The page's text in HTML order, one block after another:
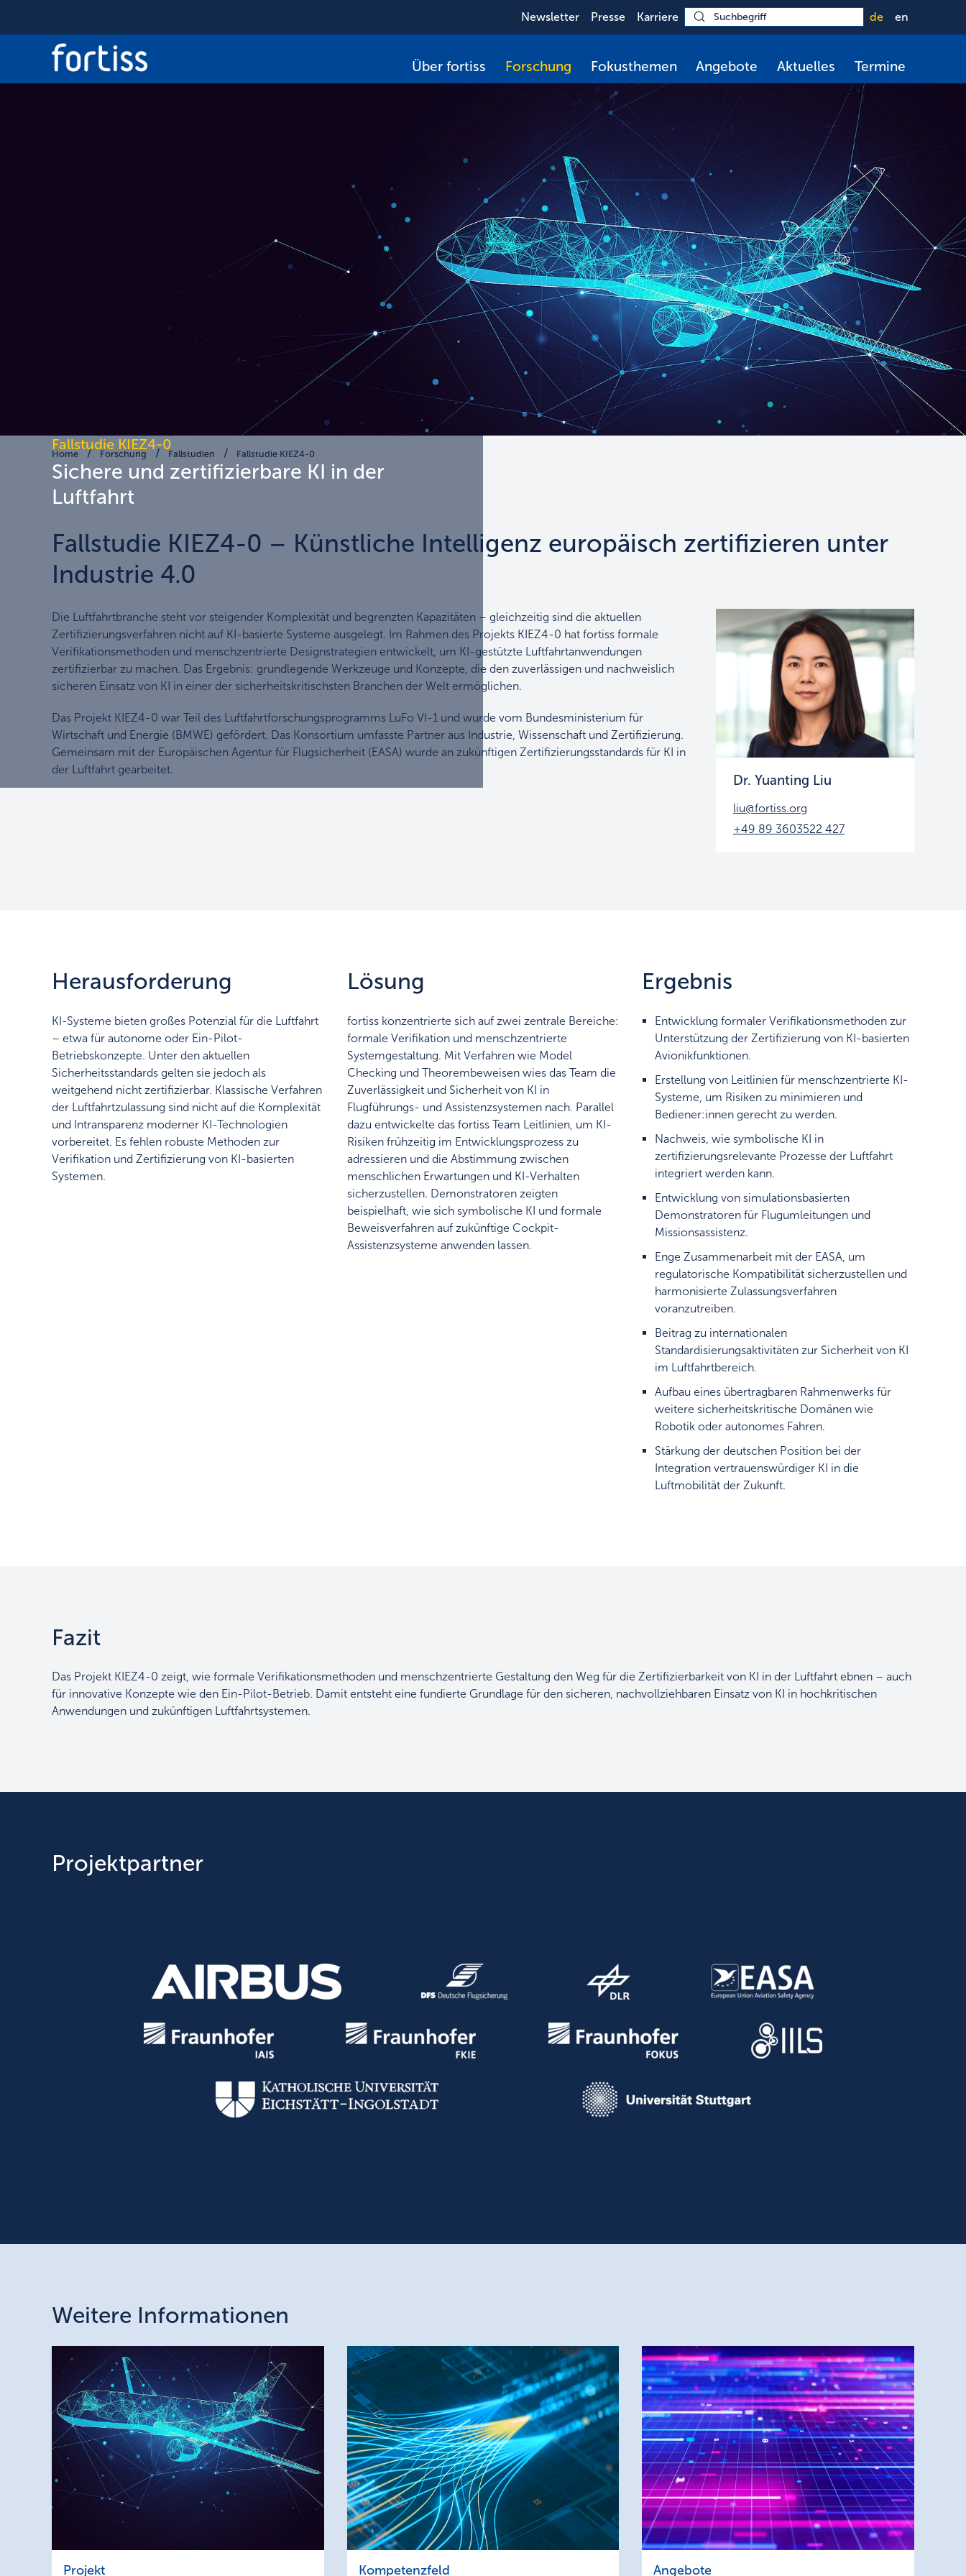
Newsletter Presse Karriere de en
Über fortiss Forschung Fokusthemen Angebote Aktuelles Termine
Fallstudie KIEZ4-0
Sichere und zertifizierbare KI in der
Luftfahrt
Home Forschung Fallstudien Fallstudie KIEZ4-0
Fallstudie KIEZ4-0 – Künstliche Intelligenz europäisch zertifizieren unter
Industrie 4.0
Die Luftfahrtbranche steht vor steigender Komplexität und begrenzten Kapazitäten – gleichzeitig sind die aktuellen
Zertifizierungsverfahren nicht auf KI-basierte Systeme ausgelegt. Im Rahmen des Projekts KIEZ4-0 hat fortiss formale
Verifikationsmethoden und menschzentrierte Designstrategien entwickelt, um KI-gestützte Luftfahrtanwendungen
zertifizierbar zu machen. Das Ergebnis: grundlegende Werkzeuge und Konzepte, die den zuverlässigen und nachweislich
sicheren Einsatz von KI in einer der sicherheitskritischsten Branchen der Welt ermöglichen.
Das Projekt KIEZ4-0 war Teil des Luftfahrtforschungsprogramms LuFo VI-1 und wurde vom Bundesministerium für
Wirtschaft und Energie (BMWE) gefördert. Das Konsortium umfasste Partner aus Industrie, Wissenschaft und Zertifizierung.
Gemeinsam mit der Europäischen Agentur für Flugsicherheit (EASA) wurde an zukünftigen Zertifizierungsstandards für KI in
der Luftfahrt gearbeitet.
Dr. Yuanting Liu
liu@fortiss.org
+49 89 3603522 427
Herausforderung
KI-Systeme bieten großes Potenzial für die Luftfahrt
– etwa für autonome oder Ein-Pilot-
Betriebskonzepte. Unter den aktuellen
Sicherheitsstandards gelten sie jedoch als
weitgehend nicht zertifizierbar. Klassische Verfahren
der Luftfahrtzulassung sind nicht auf die Komplexität
und Intransparenz moderner KI-Technologien
vorbereitet. Es fehlen robuste Methoden zur
Verifikation und Zertifizierung von KI-basierten
Systemen.
Lösung
fortiss konzentrierte sich auf zwei zentrale Bereiche:
formale Verifikation und menschzentrierte
Systemgestaltung. Mit Verfahren wie Model
Checking und Theorembeweisen wies das Team die
Zuverlässigkeit und Sicherheit von KI in
Flugführungs- und Assistenzsystemen nach. Parallel
dazu entwickelte das fortiss Team Leitlinien, um KI-
Risiken frühzeitig im Entwicklungsprozess zu
adressieren und die Abstimmung zwischen
menschlichen Erwartungen und KI-Verhalten
sicherzustellen. Demonstratoren zeigten
beispielhaft, wie sich symbolische KI und formale
Beweisverfahren auf zukünftige Cockpit-
Assistenzsysteme anwenden lassen.
Ergebnis
Entwicklung formaler Verifikationsmethoden zur
Unterstützung der Zertifizierung von KI-basierten
Avionikfunktionen.
Erstellung von Leitlinien für menschzentrierte KI-
Systeme, um Risiken zu minimieren und
Bediener:innen gerecht zu werden.
Nachweis, wie symbolische KI in
zertifizierungsrelevante Prozesse der Luftfahrt
integriert werden kann.
Entwicklung von simulationsbasierten
Demonstratoren für Flugumleitungen und
Missionsassistenz.
Enge Zusammenarbeit mit der EASA, um
regulatorische Kompatibilität sicherzustellen und
harmonisierte Zulassungsverfahren
voranzutreiben.
Beitrag zu internationalen
Standardisierungsaktivitäten zur Sicherheit von KI
im Luftfahrtbereich.
Aufbau eines übertragbaren Rahmenwerks für
weitere sicherheitskritische Domänen wie
Robotik oder autonomes Fahren.
Stärkung der deutschen Position bei der
Integration vertrauenswürdiger KI in die
Luftmobilität der Zukunft.
Fazit
Das Projekt KIEZ4-0 zeigt, wie formale Verifikationsmethoden und menschzentrierte Gestaltung den Weg für die Zertifizierbarkeit von KI in der Luftfahrt ebnen – auch
für innovative Konzepte wie den Ein-Pilot-Betrieb. Damit entsteht eine fundierte Grundlage für den sicheren, nachvollziehbaren Einsatz von KI in hochkritischen
Anwendungen und zukünftigen Luftfahrtsystemen.
Projektpartner
Weitere Informationen
Projekt Kompetenzfeld Angebote